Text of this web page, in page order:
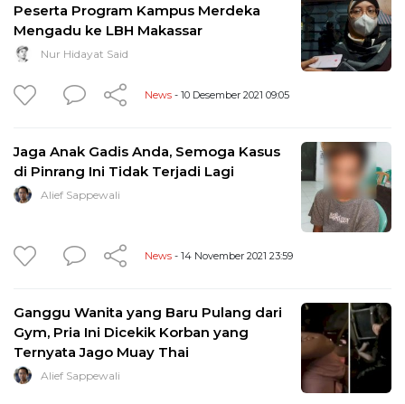
Peserta Program Kampus Merdeka
Mengadu ke LBH Makassar
Nur Hidayat Said
News - 10 Desember 2021 09:05
Jaga Anak Gadis Anda, Semoga Kasus
di Pinrang Ini Tidak Terjadi Lagi
Alief Sappewali
News - 14 November 2021 23:59
Ganggu Wanita yang Baru Pulang dari
Gym, Pria Ini Dicekik Korban yang
Ternyata Jago Muay Thai
Alief Sappewali